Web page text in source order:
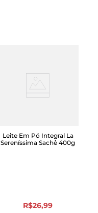
Leite Em Pó Integral La
Sereníssima Sachê 400g
R$26,99